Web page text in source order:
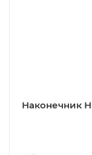
Наконечник